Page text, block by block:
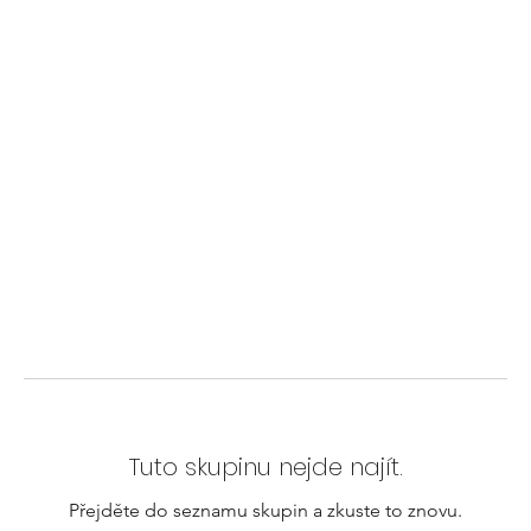
Tuto skupinu nejde najít.
Přejděte do seznamu skupin a zkuste to znovu.